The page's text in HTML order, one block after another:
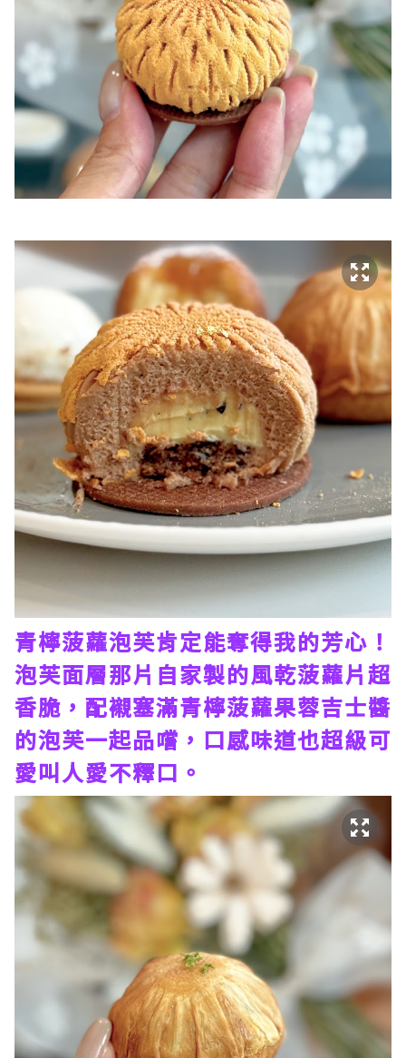
青檸菠蘿泡芙肯定能奪得我的芳心！
泡芙面層那片自家製的風乾菠蘿片超
香脆，配襯塞滿青檸菠蘿果蓉吉士醬
的泡芙一起品嚐，口感味道也超級可
愛叫人愛不釋口。